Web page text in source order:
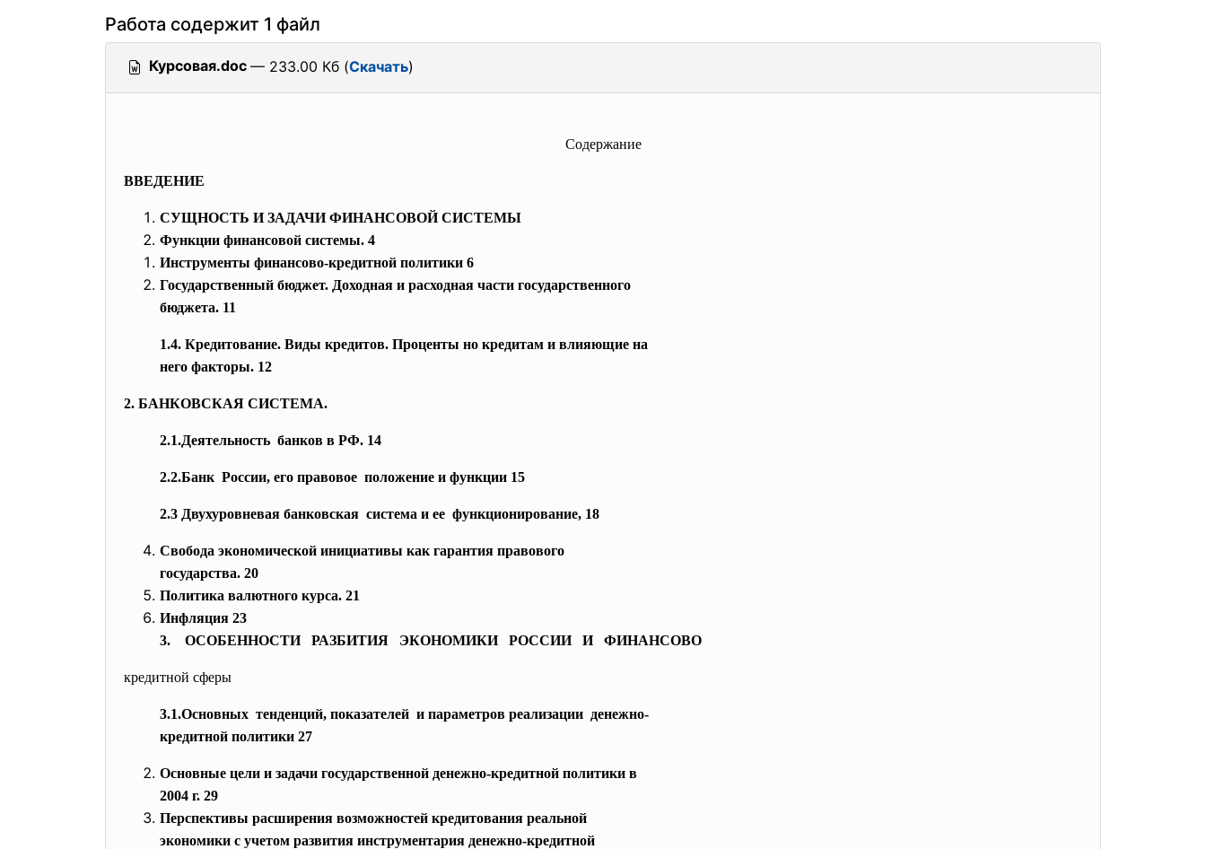
Работа содержит 1 файл
Курсовая.doc — 233.00 Кб (Скачать)
Содержание
ВВЕДЕНИЕ
СУЩНОСТЬ И ЗАДАЧИ ФИНАНСОВОЙ СИСТЕМЫ
Функции финансовой системы. 4
Инструменты финансово-кредитной политики 6
Государственный бюджет. Доходная и расходная части государственного
бюджета. 11
1.4. Кредитование. Виды кредитов. Проценты но кредитам и влияющие на
него факторы. 12
2. БАНКОВСКАЯ СИСТЕМА.
2.1.Деятельность банков в РФ. 14
2.2.Банк России, его правовое положение и функции 15
2.3 Двухуровневая банковская система и ее функционирование, 18
Свобода экономической инициативы как гарантия правового
государства. 20
Политика валютного курса. 21
Инфляция 23
3. ОСОБЕННОСТИ РАЗБИТИЯ ЭКОНОМИКИ РОССИИ И ФИНАНСОВО
кредитной сферы
3.1.Основных тенденций, показателей и параметров реализации денежно-
кредитной политики 27
Основные цели и задачи государственной денежно-кредитной политики в
2004 г. 29
Перспективы расширения возможностей кредитования реальной
экономики с учетом развития инструментария денежно-кредитной